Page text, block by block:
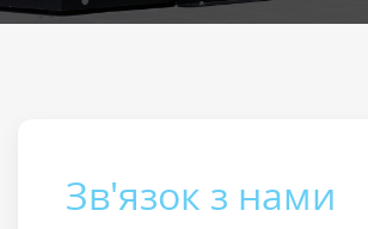
Зв'язок з нами